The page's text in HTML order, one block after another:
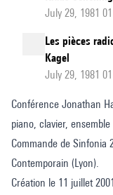
July 29, 1981
Les pièces
Kagel
July 29, 1981
Conférence Jonathan Harvey - Bird
piano, clavier,
Commande de Sinfonia
Contemporain (Lyon).
Création le 11 juillet